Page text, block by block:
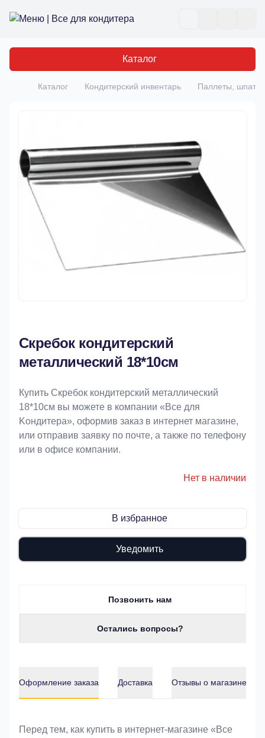
Все для кондитера
Каталог
Главная
Каталог Кондитерский инвентарь Паллеты,
Скребок кондитерский
металлический 18*10см
Купить Скребок кондитерский металлический
18*10см вы можете в компании «Bce для
Koндитeрa», оформив заказ в интернет магазине,
или отправив заявку по почте, а также по телефону
или в офисе компании.
Нет в наличии
В избранное
Уведомить
Позвонить нам
Остались вопросы?
Оформление заказа Доставка Отзывы о магазине
Оформление заказа
Перед тем, как купить в интернет-магазине «Bce